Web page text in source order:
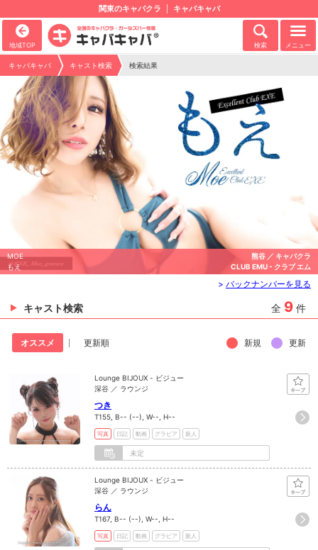
関東のキャバクラ キャバキャバ
地域TOP 検索 メニュー
キャバキャバ キャスト検索 検索結果
MOE
もえ
熊谷 ／ キャバクラ
CLUB EMU - クラブ エム
> バックナンバーを見る
キャスト検索 全 9 件
オススメ 更新順 新規 更新
Lounge BIJOUX - ビジュー
深谷 ／ ラウンジ
つき
T155, B-- (--), W--, H--
写真 日記 動画 グラビア 新人
未定
Lounge BIJOUX - ビジュー
深谷 ／ ラウンジ
らん
T167, B-- (--), W--, H--
写真 日記 動画 グラビア 新人